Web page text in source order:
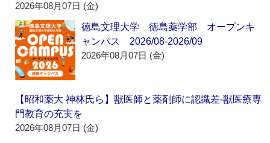
2026年08月07日 (金)
徳島文理大学 徳島薬学部 オープンキ
ャンパス 2026/08-2026/09
2026年08月07日 (金)
【昭和薬大 神林氏ら】獣医師と薬剤師に認識差‐獣医療専
門教育の充実を
2026年08月07日 (金)